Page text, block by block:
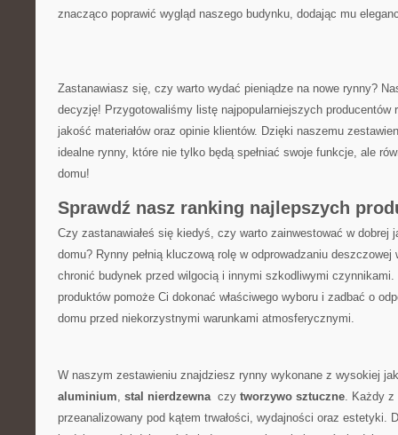
‌znacząco​ poprawić wygląd naszego budynku, dodając⁣ mu
Zastanawiasz się, czy warto wydać pieniądze ⁤na nowe rynny?
decyzję! Przygotowaliśmy listę najpopularniejszych producentów
jakość materiałów oraz opinie klientów. Dzięki​ naszemu
idealne rynny,​ które nie​ tylko będą spełniać swoje ​funkcje, ale
domu!
Sprawdź nasz ranking najlepszych
Czy zastanawiałeś się kiedyś,⁤ czy warto ‌zainwestować w dobrej
domu? Rynny‍ pełnią kluczową​ rolę w⁤ odprowadzaniu
chronić budynek przed wilgocią i ‍innymi szkodliwymi
produktów pomoże Ci ⁤dokonać właściwego wyboru⁤ i zadbać o
domu‍ przed niekorzystnymi warunkami atmosferycznymi.
W naszym zestawieniu znajdziesz rynny ⁣wykonane z ​wysokiej
aluminium, stal nierdzewna⁣ czy tworzywo ​sztuczne. Każdy z
przeanalizowany pod ‌kątem trwałości, wydajności oraz estetyki.